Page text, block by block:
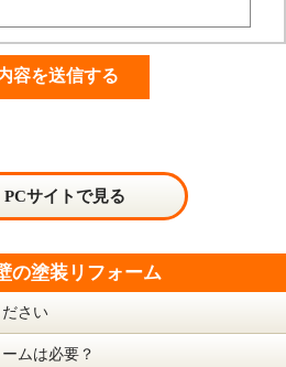
PCサイトで見る
の塗装リフォーム
さい
ムは必要？